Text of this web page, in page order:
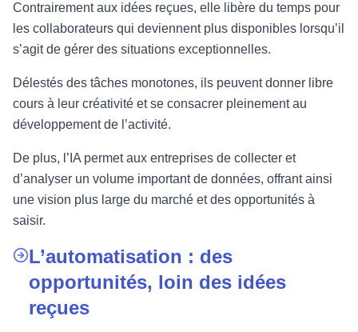
Contrairement aux idées reçues, elle libère du temps pour
les collaborateurs qui deviennent plus disponibles lorsqu’il
s’agit de gérer des situations exceptionnelles.
Délestés des tâches monotones, ils peuvent donner libre
cours à leur créativité et se consacrer pleinement au
développement de l’activité.
De plus, l’IA permet aux entreprises de collecter et
d’analyser un volume important de données, offrant ainsi
une vision plus large du marché et des opportunités à
saisir.
L’automatisation : des
opportunités, loin des idées
reçues